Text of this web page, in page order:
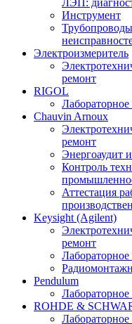
ЛЭП:
Инструмент
Электроизмеритель
ремонт
RIGOL
Chauvin Arnoux
ремонт
Энергоаудит
Контроль
Аттестация
Keysight (Agilent)
ремонт
Pendulum
ROHDE &